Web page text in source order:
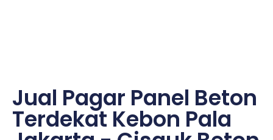
Jual Pagar Panel Beton
Terdekat Kebon Pala